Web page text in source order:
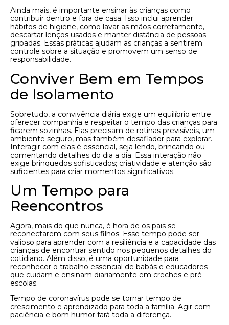
Ainda mais, é importante ensinar às crianças como
contribuir dentro e fora de casa. Isso inclui aprender
hábitos de higiene, como lavar as mãos corretamente,
descartar lenços usados e manter distância de pessoas
gripadas. Essas práticas ajudam as crianças a sentirem
controle sobre a situação e promovem um senso de
responsabilidade.
Conviver Bem em Tempos
de Isolamento
Sobretudo, a convivência diária exige um equilíbrio entre
oferecer companhia e respeitar o tempo das crianças para
ficarem sozinhas. Elas precisam de rotinas previsíveis, um
ambiente seguro, mas também desafiador para explorar.
Interagir com elas é essencial, seja lendo, brincando ou
comentando detalhes do dia a dia. Essa interação não
exige brinquedos sofisticados; criatividade e atenção são
suficientes para criar momentos significativos.
Um Tempo para
Reencontros
Agora, mais do que nunca, é hora de os pais se
reconectarem com seus filhos. Esse tempo pode ser
valioso para aprender com a resiliência e a capacidade das
crianças de encontrar sentido nos pequenos detalhes do
cotidiano. Além disso, é uma oportunidade para
reconhecer o trabalho essencial de babás e educadores
que cuidam e ensinam diariamente em creches e pré-
escolas.
Tempo de coronavírus pode se tornar tempo de
crescimento e aprendizado para toda a família. Agir com
paciência e bom humor fará toda a diferença.